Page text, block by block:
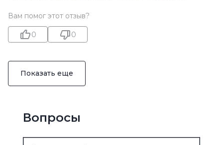
Вам помог этот отзыв?
0 0
Показать еще
Вопросы